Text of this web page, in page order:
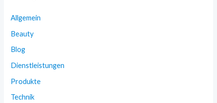
Allgemein
Beauty
Blog
Dienstleistungen
Produkte
Technik